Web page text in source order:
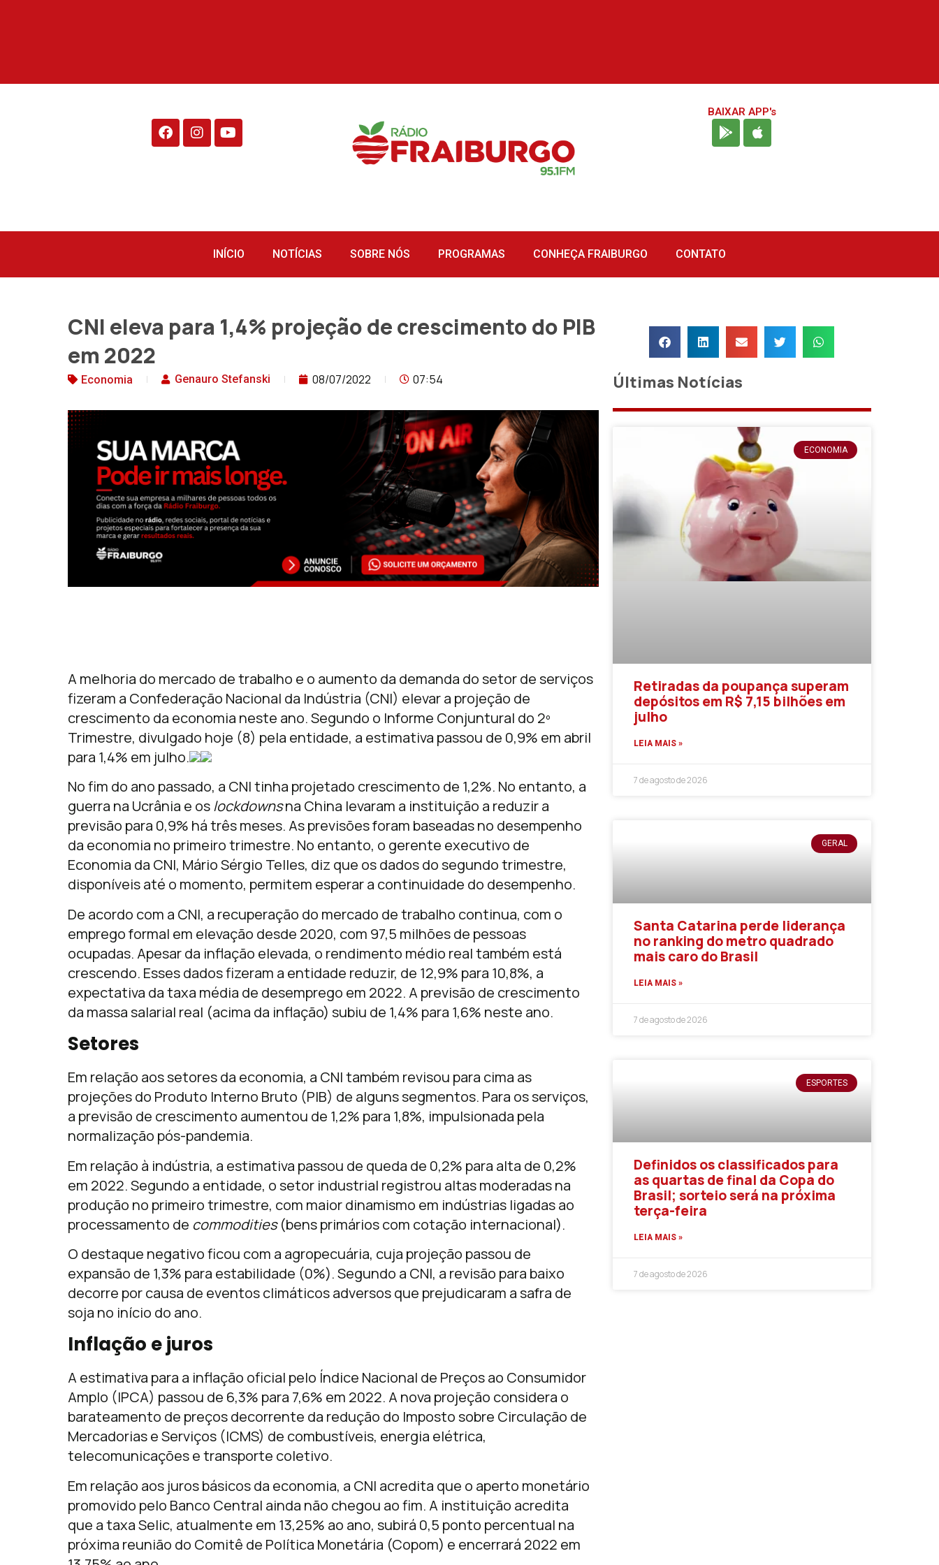
BAIXAR APP's
INÍCIO NOTÍCIAS SOBRE NÓS PROGRAMAS CONHEÇA FRAIBURGO CONTATO
CNI eleva para 1,4% projeção de crescimento do PIB
em 2022
Economia Genauro Stefanski 08/07/2022 07:54
A melhoria do mercado de trabalho e o aumento da demanda do setor de serviços
fizeram a Confederação Nacional da Indústria (CNI) elevar a projeção de
crescimento da economia neste ano. Segundo o Informe Conjuntural do 2º
Trimestre, divulgado hoje (8) pela entidade, a estimativa passou de 0,9% em abril
para 1,4% em julho.
No fim do ano passado, a CNI tinha projetado crescimento de 1,2%. No entanto, a
guerra na Ucrânia e oslockdownsna China levaram a instituição a reduzir a
previsão para 0,9% há três meses. As previsões foram baseadas no desempenho
da economia no primeiro trimestre. No entanto, o gerente executivo de
Economia da CNI, Mário Sérgio Telles, diz que os dados do segundo trimestre,
disponíveis até o momento, permitem esperar a continuidade do desempenho.
De acordo com a CNI, a recuperação do mercado de trabalho continua, com o
emprego formal em elevação desde 2020, com 97,5 milhões de pessoas
ocupadas. Apesar da inflação elevada, o rendimento médio real também está
crescendo. Esses dados fizeram a entidade reduzir, de 12,9% para 10,8%, a
expectativa da taxa média de desemprego em 2022. A previsão de crescimento
da massa salarial real (acima da inflação) subiu de 1,4% para 1,6% neste ano.
Setores
Em relação aos setores da economia, a CNI também revisou para cima as
projeções do Produto Interno Bruto (PIB) de alguns segmentos. Para os serviços,
a previsão de crescimento aumentou de 1,2% para 1,8%, impulsionada pela
normalização pós-pandemia.
Em relação à indústria, a estimativa passou de queda de 0,2% para alta de 0,2%
em 2022. Segundo a entidade, o setor industrial registrou altas moderadas na
produção no primeiro trimestre, com maior dinamismo em indústrias ligadas ao
processamento de commodities(bens primários com cotação internacional).
O destaque negativo ficou com a agropecuária, cuja projeção passou de
expansão de 1,3% para estabilidade (0%). Segundo a CNI, a revisão para baixo
decorre por causa de eventos climáticos adversos que prejudicaram a safra de
soja no início do ano.
Inflação e juros
A estimativa para a inflação oficial pelo Índice Nacional de Preços ao Consumidor
Amplo (IPCA) passou de 6,3% para 7,6% em 2022. A nova projeção considera o
barateamento de preços decorrente da redução do Imposto sobre Circulação de
Mercadorias e Serviços (ICMS) de combustíveis, energia elétrica,
telecomunicações e transporte coletivo.
Em relação aos juros básicos da economia, a CNI acredita que o aperto monetário
promovido pelo Banco Central ainda não chegou ao fim. A instituição acredita
que a taxa Selic, atualmente em 13,25% ao ano, subirá 0,5 ponto percentual na
próxima reunião do Comitê de Política Monetária (Copom) e encerrará 2022 em
Últimas Notícias
ECONOMIA
Retiradas da poupança superam
depósitos em R$ 7,15 bilhões em
julho
LEIA MAIS »
7 de agosto de 2026
GERAL
Santa Catarina perde liderança
no ranking do metro quadrado
mais caro do Brasil
LEIA MAIS »
7 de agosto de 2026
ESPORTES
Definidos os classificados para
as quartas de final da Copa do
Brasil; sorteio será na próxima
terça-feira
LEIA MAIS »
7 de agosto de 2026